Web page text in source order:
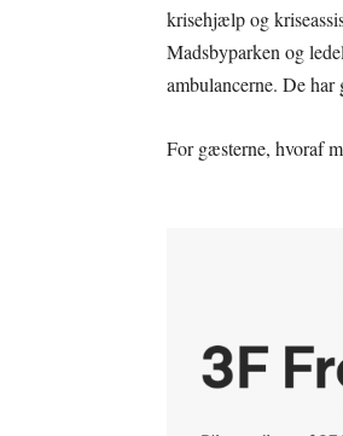
krisehjælp og
Madsbyparken og
ambulancerne. De
For gæsterne, hvoraf